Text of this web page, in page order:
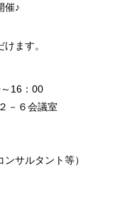
催♪
ます。
16：00
－６会議室
サルタント等）